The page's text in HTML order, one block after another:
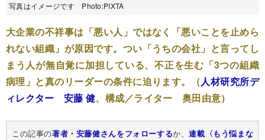
写真はイメージです Photo:PIXTA
大企業の不祥事は「悪い人」ではなく「悪いことを止めら
れない組織」が原因です。つい「うちの会社」と言ってし
まう人が無自覚に加担している、不正を生む「3つの組織
病理」と真のリーダーの条件に迫ります。（人材研究所デ
ィレクター 安藤 健、構成／ライター 奥田由意）
この記事の著者・安藤健さんをフォローするか、連載〈もう悩まな